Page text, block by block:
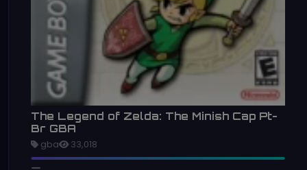
The Legend of Zelda: The Minish Cap Pt-
Br GBA
gba 33,018